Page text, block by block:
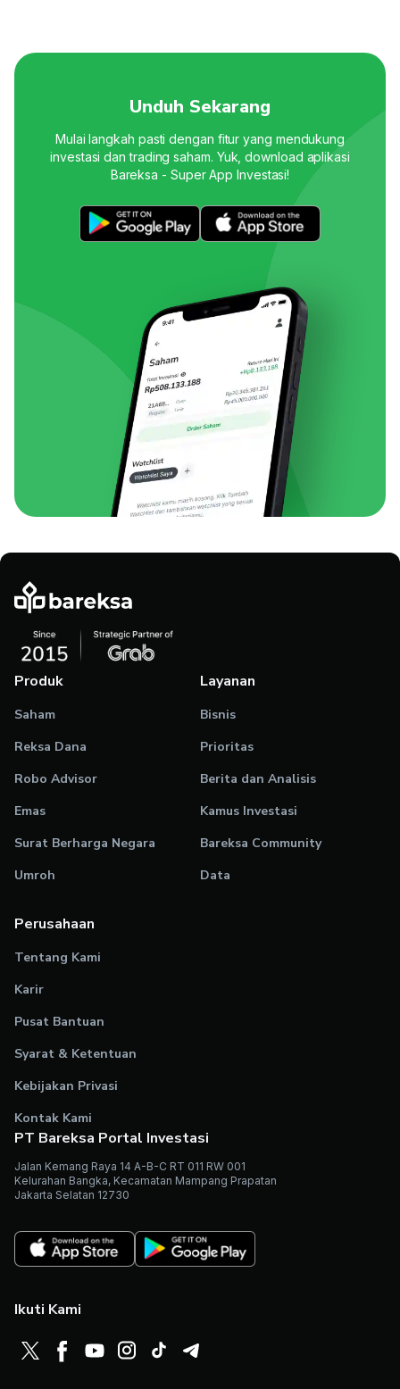
Unduh Sekarang
Mulai langkah pasti dengan fitur yang mendukung
investasi dan trading saham. Yuk, download aplikasi
Bareksa - Super App Investasi!
Produk
Saham
Reksa Dana
Robo Advisor
Emas
Surat Berharga Negara
Umroh
Layanan
Bisnis
Prioritas
Berita dan Analisis
Kamus Investasi
Bareksa Community
Data
Perusahaan
Tentang Kami
Karir
Pusat Bantuan
Syarat & Ketentuan
Kebijakan Privasi
Kontak Kami
PT Bareksa Portal Investasi
Jalan Kemang Raya 14 A-B-C RT 011 RW 001
Kelurahan Bangka, Kecamatan Mampang Prapatan
Jakarta Selatan 12730
Ikuti Kami